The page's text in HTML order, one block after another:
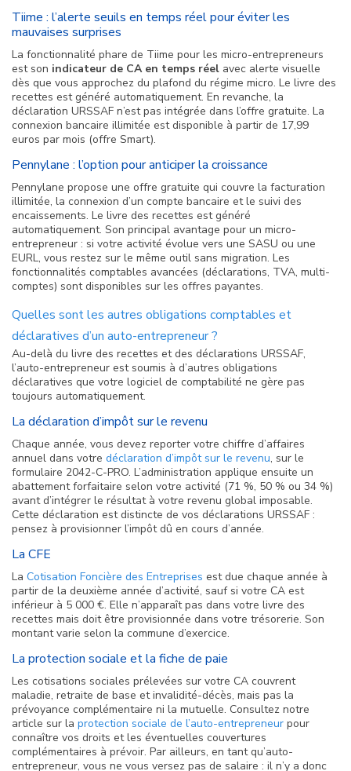
Tiime : l’alerte seuils en temps réel pour éviter les
mauvaises surprises
La fonctionnalité phare de Tiime pour les micro-entrepreneurs
est son indicateur de CA en temps réel avec alerte visuelle
dès que vous approchez du plafond du régime micro. Le livre des
recettes est généré automatiquement. En revanche, la
déclaration URSSAF n’est pas intégrée dans l’offre gratuite. La
connexion bancaire illimitée est disponible à partir de 17,99
euros par mois (offre Smart).
Pennylane : l’option pour anticiper la croissance
Pennylane propose une offre gratuite qui couvre la facturation
illimitée, la connexion d’un compte bancaire et le suivi des
encaissements. Le livre des recettes est généré
automatiquement. Son principal avantage pour un micro-
entrepreneur : si votre activité évolue vers une SASU ou une
EURL, vous restez sur le même outil sans migration. Les
fonctionnalités comptables avancées (déclarations, TVA, multi-
comptes) sont disponibles sur les offres payantes.
Quelles sont les autres obligations comptables et
déclaratives d’un auto-entrepreneur ?
Au-delà du livre des recettes et des déclarations URSSAF,
l’auto-entrepreneur est soumis à d’autres obligations
déclaratives que votre logiciel de comptabilité ne gère pas
toujours automatiquement.
La déclaration d’impôt sur le revenu
Chaque année, vous devez reporter votre chiffre d’affaires
annuel dans votre déclaration d’impôt sur le revenu, sur le
formulaire 2042-C-PRO. L’administration applique ensuite un
abattement forfaitaire selon votre activité (71 %, 50 % ou 34 %)
avant d’intégrer le résultat à votre revenu global imposable.
Cette déclaration est distincte de vos déclarations URSSAF :
pensez à provisionner l’impôt dû en cours d’année.
La CFE
La Cotisation Foncière des Entreprises est due chaque année à
partir de la deuxième année d’activité, sauf si votre CA est
inférieur à 5 000 €. Elle n’apparaît pas dans votre livre des
recettes mais doit être provisionnée dans votre trésorerie. Son
montant varie selon la commune d’exercice.
La protection sociale et la fiche de paie
Les cotisations sociales prélevées sur votre CA couvrent
maladie, retraite de base et invalidité-décès, mais pas la
prévoyance complémentaire ni la mutuelle. Consultez notre
article sur la protection sociale de l’auto-entrepreneur pour
connaître vos droits et les éventuelles couvertures
complémentaires à prévoir. Par ailleurs, en tant qu’auto-
entrepreneur, vous ne vous versez pas de salaire : il n’y a donc